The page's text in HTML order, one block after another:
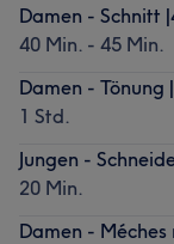
Damen - Schnitt
40 Min. - 45 Min.
Damen - Tönung
1 Std.
Jungen -
20 Min.
Damen -